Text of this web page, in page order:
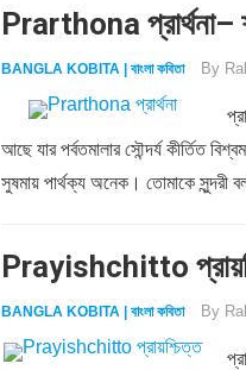
Prarthona
BANGLA KOBITA | বাংলা কবিতা By
আছে যার পর্বতমালার সৌন্দর্য কীর্তিত
সুষমায় পার্থক্য অনেক। তোমাকে
Prayishchitto
BANGLA KOBITA | বাংলা কবিতা By